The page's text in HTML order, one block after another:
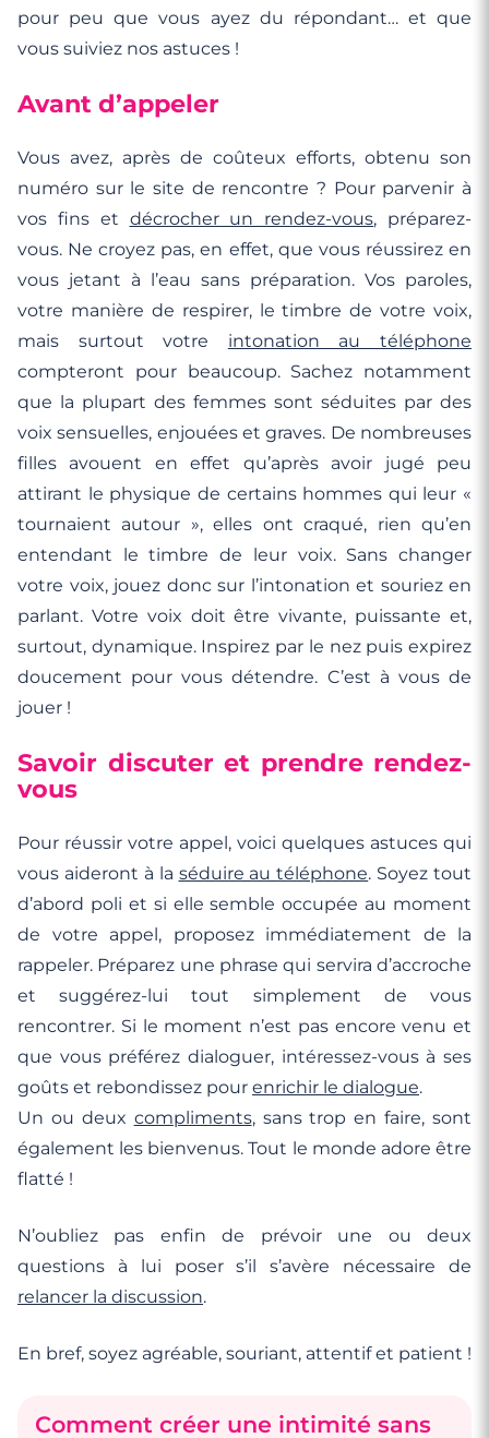
pour peu que vous ayez du répondant… et que
vous suiviez nos astuces !
Avant d’appeler
Vous avez, après de coûteux efforts, obtenu son
numéro sur le site de rencontre ? Pour parvenir à
vos fins et décrocher un rendez-vous, préparez-
vous. Ne croyez pas, en effet, que vous réussirez en
vous jetant à l’eau sans préparation. Vos paroles,
votre manière de respirer, le timbre de votre voix,
mais surtout votre intonation au téléphone
compteront pour beaucoup. Sachez notamment
que la plupart des femmes sont séduites par des
voix sensuelles, enjouées et graves. De nombreuses
filles avouent en effet qu’après avoir jugé peu
attirant le physique de certains hommes qui leur «
tournaient autour », elles ont craqué, rien qu’en
entendant le timbre de leur voix. Sans changer
votre voix, jouez donc sur l’intonation et souriez en
parlant. Votre voix doit être vivante, puissante et,
surtout, dynamique. Inspirez par le nez puis expirez
doucement pour vous détendre. C’est à vous de
jouer !
Savoir discuter et prendre rendez-
vous
Pour réussir votre appel, voici quelques astuces qui
vous aideront à la séduire au téléphone. Soyez tout
d’abord poli et si elle semble occupée au moment
de votre appel, proposez immédiatement de la
rappeler. Préparez une phrase qui servira d’accroche
et suggérez-lui tout simplement de vous
rencontrer. Si le moment n’est pas encore venu et
que vous préférez dialoguer, intéressez-vous à ses
goûts et rebondissez pour enrichir le dialogue.
Un ou deux compliments, sans trop en faire, sont
également les bienvenus. Tout le monde adore être
flatté !
N’oubliez pas enfin de prévoir une ou deux
questions à lui poser s’il s’avère nécessaire de
relancer la discussion.
En bref, soyez agréable, souriant, attentif et patient !
Comment créer une intimité sans